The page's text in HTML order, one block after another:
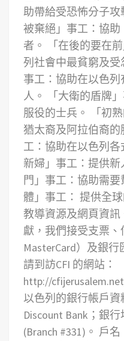
助帶給受恐怖分子攻
被棄絕」事工：協
者。
「在後的要在
列社會中最貧窮及受
事工：協助在以色
人。
「大衛的盾牌
服役的士兵。
「初
猶太裔及阿拉伯裔的
工：協助在以色列各
新婦」事工：提供新
門」事工：協助需要
體」事工： 提供全
教導資源及網頁資訊
獻，我們接受支票、
MasterCard）及銀
請到訪CFI 的網站：
http://
以色列的銀行帳戶
Discount Bank；銀
(Branch #331)。 戶